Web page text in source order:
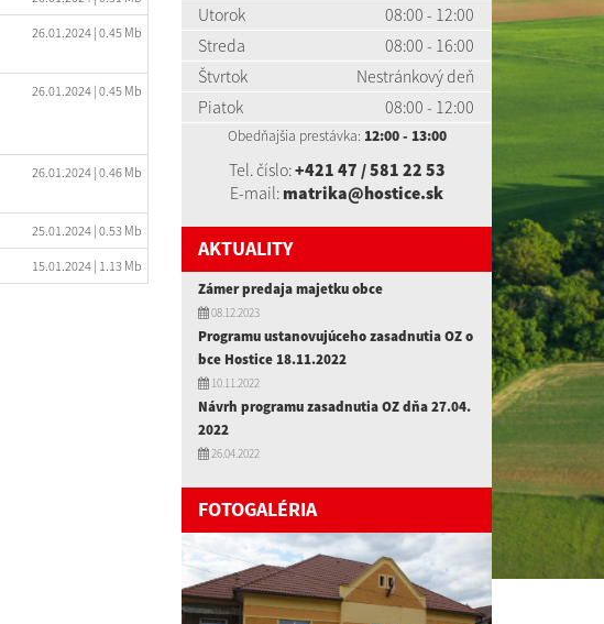
26.01.2024 | 0.45 Mb
26.01.2024 | 0.45 Mb
26.01.2024 | 0.46 Mb
25.01.2024 | 0.53 Mb
15.01.2024 | 1.13 Mb
Utorok
08:00 - 12:00
Streda
08:00 - 16:00
Štvrtok
Nestránkový deň
Piatok
08:00 - 12:00
Obedňajšia prestávka: 12:00 - 13:00
Tel. číslo:+421 47 / 581 22 53
E-mail: matrika@hostice.sk
AKTUALITY
Zámer predaja majetku obce
08.12.2023
Programu ustanovujúceho zasadnutia OZ o
bce Hostice 18.11.2022
10.11.2022
Návrh programu zasadnutia OZ dňa 27.04.
2022
26.04.2022
FOTOGALÉRIA